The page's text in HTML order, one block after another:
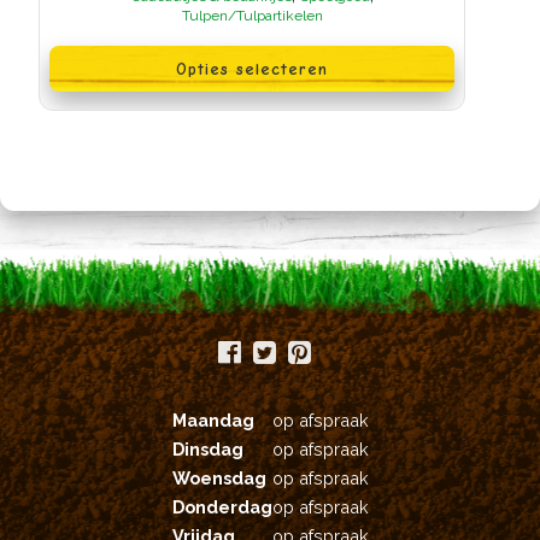
Tulpen/Tulpartikelen
Opties selecteren
product
heeft
meerdere
variaties.
worden
op
de
productpagina
Maandag
op afspraak
Dinsdag
op afspraak
Woensdag op afspraak
Donderdagop afspraak
Vrijdag
op afspraak